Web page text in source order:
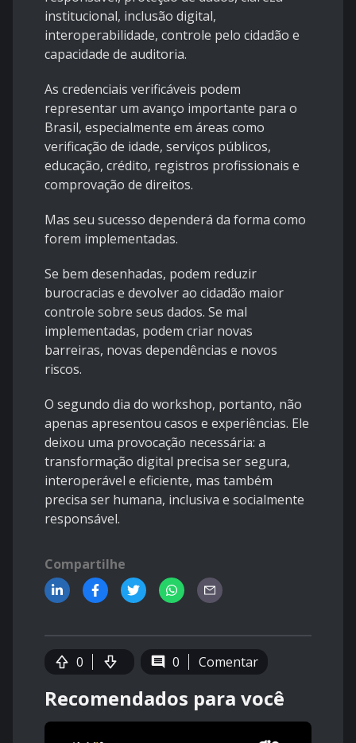
institucional, inclusão digital,
interoperabilidade, controle pelo cidadão e
capacidade de auditoria.
As credenciais verificáveis podem
representar um avanço importante para o
Brasil, especialmente em áreas como
verificação de idade, serviços públicos,
educação, crédito, registros profissionais e
comprovação de direitos.
Mas seu sucesso dependerá da forma como
forem implementadas.
Se bem desenhadas, podem reduzir
burocracias e devolver ao cidadão maior
controle sobre seus dados. Se mal
implementadas, podem criar novas
barreiras, novas dependências e novos
riscos.
O segundo dia do workshop, portanto, não
apenas apresentou casos e experiências. Ele
deixou uma provocação necessária: a
transformação digital precisa ser segura,
interoperável e eficiente, mas também
precisa ser humana, inclusiva e socialmente
responsável.
Compartilhe
0 0 Comentar
Recomendados para você